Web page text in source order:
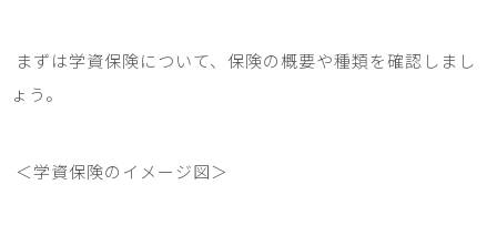
まずは学資保険について、保険の概要や種類を確認しまし
ょう。
＜学資保険のイメージ図＞